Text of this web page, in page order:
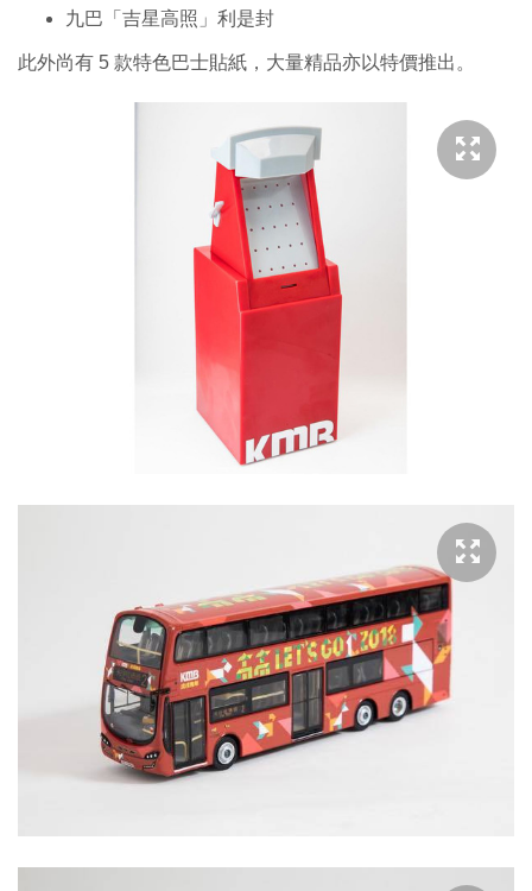
九巴「吉星高照」利是封
此外尚有 5 款特色巴士貼紙，大量精品亦以特價推出。